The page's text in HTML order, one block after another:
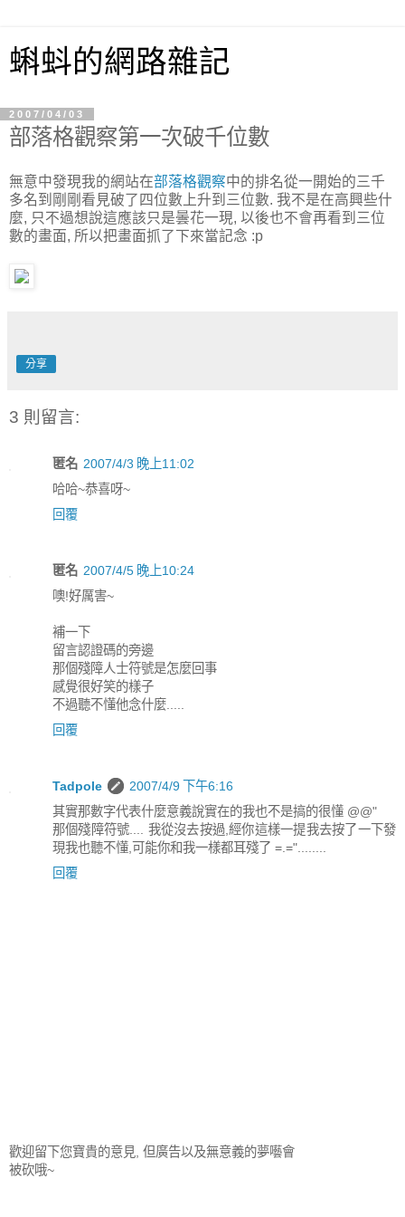
蝌蚪的網路雜記
2007/04/03
部落格觀察第一次破千位數
無意中發現我的網站在部落格觀察中的排名從一開始的三千
多名到剛剛看見破了四位數上升到三位數. 我不是在高興些什
麼, 只不過想說這應該只是曇花一現, 以後也不會再看到三位
數的畫面, 所以把畫面抓了下來當記念 :p
分享
3 則留言:
匿名 2007/4/3 晚上11:02
哈哈~恭喜呀~
回覆
匿名 2007/4/5 晚上10:24
噢!好厲害~
補一下
留言認證碼的旁邊
那個殘障人士符號是怎麼回事
感覺很好笑的樣子
不過聽不懂他念什麼.....
回覆
Tadpole
2007/4/9 下午6:16
其實那數字代表什麼意義說實在的我也不是搞的很懂 @@"
那個殘障符號.... 我從沒去按過,經你這樣一提我去按了一下發
現我也聽不懂,可能你和我一樣都耳殘了 =.="........
回覆
歡迎留下您寶貴的意見, 但廣告以及無意義的夢囈會
被砍哦~